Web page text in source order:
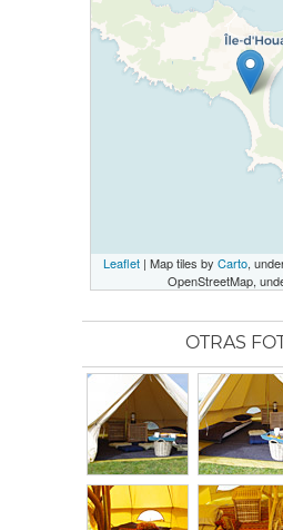
Leaflet | Map tiles by Carto,
OpenStreetMap,
OTRAS